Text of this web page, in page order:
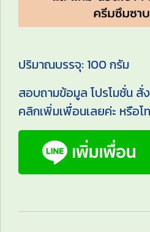
ปริมาณบรรจุ: 100 กรัม
สอบถามข้อมูล โปรโมชั่น สั่
คลิกเพิ่มเพื่อนเลยค่ะ หรือ